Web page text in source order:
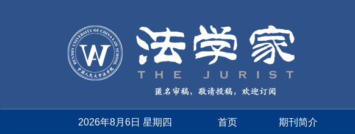
2026年8月6日 星期四 首页 期刊简介